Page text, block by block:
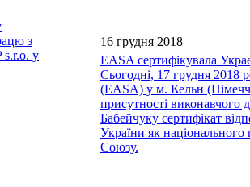
з
s.r.o. у
16 грудня 2018
EASA сертифікувала
Сьогодні, 17 грудня 2018
(EASA) у м. Кельн
присутності виконавчого
Бабейчуку сертифікат
України як
Союзу.